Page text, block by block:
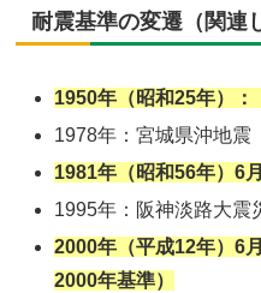
耐震基準の変遷（関連
1950年（昭和25年）
1978年：宮城県沖地震
1981年（昭和56年）6
1995年：阪神淡路大震
2000年（平成12年）6
2000年基準）